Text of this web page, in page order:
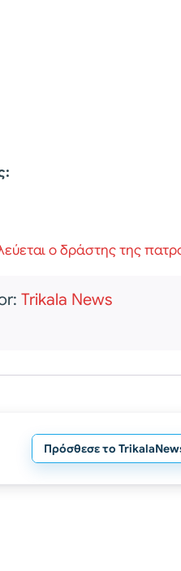
ο δράστης της
Trikala News
Πρόσθεσε το